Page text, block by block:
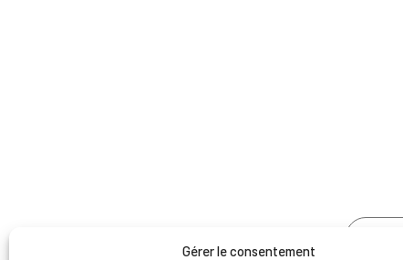
Gérer le consentement